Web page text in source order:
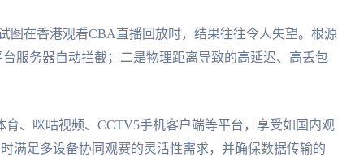
图在香港观看CBA直播回放时，结果往往令人失望。根源
服务器自动拦截；二是物理距离导致的高延迟、高丢包
、咪咕视频、CCTV5手机客户端等平台，享受如国内观
满足多设备协同观赛的灵活性需求，并确保数据传输的